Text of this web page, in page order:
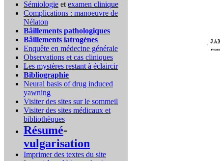
Sémiologie et examen clinique
Complications : manoeuvre de
Nélaton
Bâillements pathologiques
Bâillements iatrogènes
Enquête en médecine générale
Observations et cas cliniques
Les mystères restant à éclaircir
Bibliographie
Neural basis of drug induced
yawning
Visiter des sites sur le sommeil
Visiter des sites médicaux et
bibliothèques
Résumé-
vulgarisation
Imprimer des textes du site